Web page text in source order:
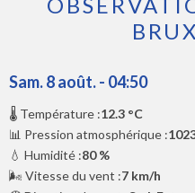
Sam. 8 août. - 04:50
🌡️ Température :12.3 °C
📊 Pression atmosphérique :
💧 Humidité :80 %
🌬️ Vitesse du vent :7 km/h